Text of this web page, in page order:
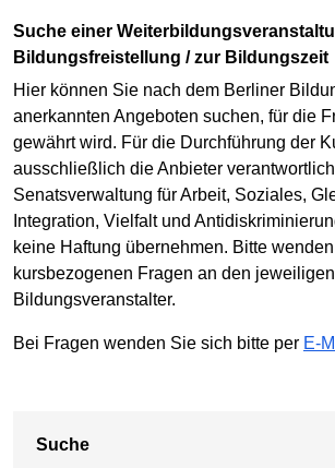
Suche einer Weiterbildungsveranstaltung zur
Bildungsfreistellung / zur Bildungszeit
Hier können Sie nach dem Berliner
anerkannten Angeboten suchen, für die
gewährt wird. Für die Durchführung der
ausschließlich die Anbieter
Senatsverwaltung für Arbeit, Soziales,
Integration, Vielfalt und
keine Haftung übernehmen. Bitte
kursbezogenen Fragen an den jeweiligen
Bildungsveranstalter.
Bei Fragen wenden Sie sich bitte per E-
Suche